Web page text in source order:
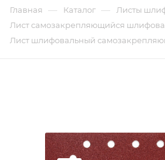
Главная — Каталог — Листы
Лист самозакрепляющийся
Лист шлифовальный